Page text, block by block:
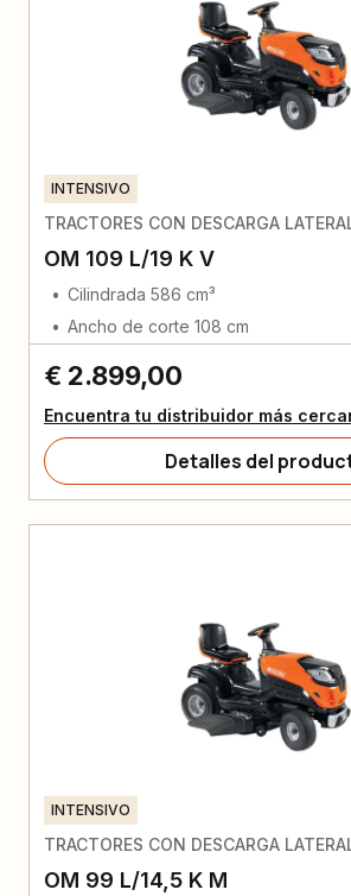
INTENSIVO
TRACTORES CON DESCARGA
OM 109 L/19 K V
Cilindrada 586 cm³
Ancho de corte 108 cm
€ 2.899,00
Encuentra tu distribuidor más
Detalles del
INTENSIVO
TRACTORES CON DESCARGA
OM 99 L/14,5 K M